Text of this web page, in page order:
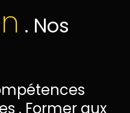
. Nos
. Former aux